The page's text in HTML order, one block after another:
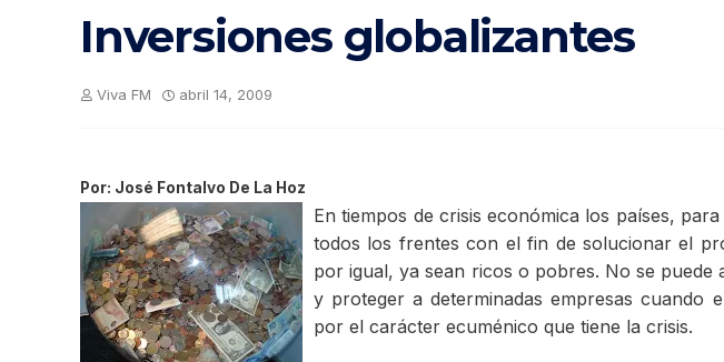
Inversiones globalizantes
Viva FM abril 14, 2009
Por: José Fontalvo De La Hoz
En tiempos de crisis económica los países,
todos los frentes con el fin de solucionar el
por igual, ya sean ricos o pobres. No se
y proteger a determinadas empresas cuando
por el carácter ecuménico que tiene la crisis.